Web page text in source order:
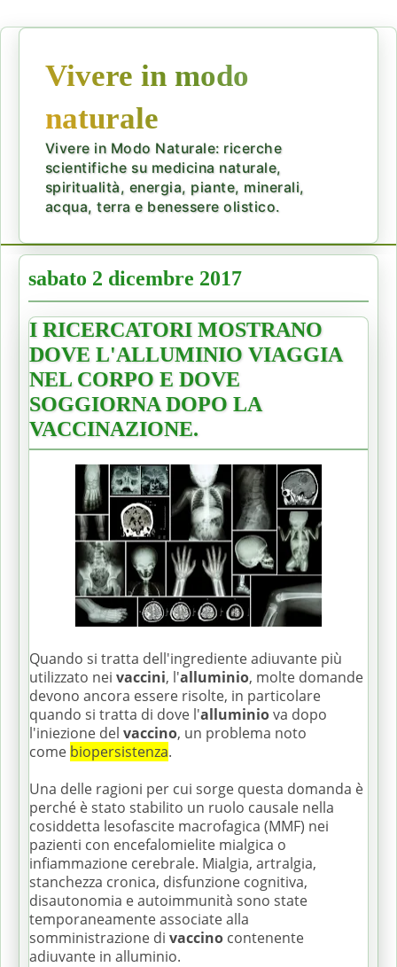
Vivere in modo
naturale
Vivere in Modo Naturale: ricerche
scientifiche su medicina naturale,
spiritualità, energia, piante, minerali,
acqua, terra e benessere olistico.
sabato 2 dicembre 2017
I RICERCATORI MOSTRANO
DOVE L'ALLUMINIO VIAGGIA
NEL CORPO E DOVE
SOGGIORNA DOPO LA
VACCINAZIONE.
Quando si tratta dell'ingrediente adiuvante più
utilizzato nei vaccini, l'alluminio, molte domande
devono ancora essere risolte, in particolare
quando si tratta di dove l'alluminiova dopo
l'iniezione del vaccino, un problema noto
come biopersistenza.
Una delle ragioni per cui sorge questa domanda è
perché è stato stabilito un ruolo causale nella
cosiddetta lesofascite macrofagica (MMF) nei
pazienti con encefalomielite mialgica o
infiammazione cerebrale. Mialgia, artralgia,
stanchezza cronica, disfunzione cognitiva,
disautonomia e autoimmunità sono state
temporaneamente associate alla
somministrazione di vaccino contenente
adiuvante in alluminio.